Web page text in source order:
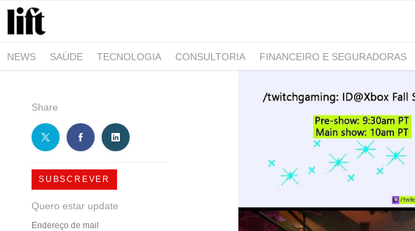
NEWS SAÚDE TECNOLOGIA CONSULTORIA FINANCEIRO E SEGURADORAS
Share
SUBSCREVER
Quero estar update